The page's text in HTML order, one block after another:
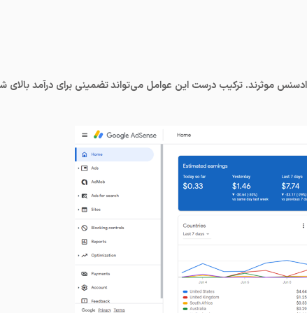
موثرند. ترکیب درست این عوامل می‌تواند تضمینی برای درآمد بالای